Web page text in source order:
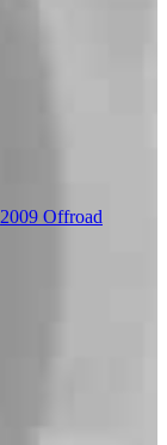
2009 Offroad